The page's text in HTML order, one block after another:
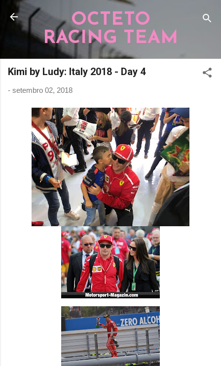
Pular para o conteúdo principal
OCTETO
RACING TEAM
Kimi by Ludy: Italy 2018 - Day 4
- setembro 02, 2018